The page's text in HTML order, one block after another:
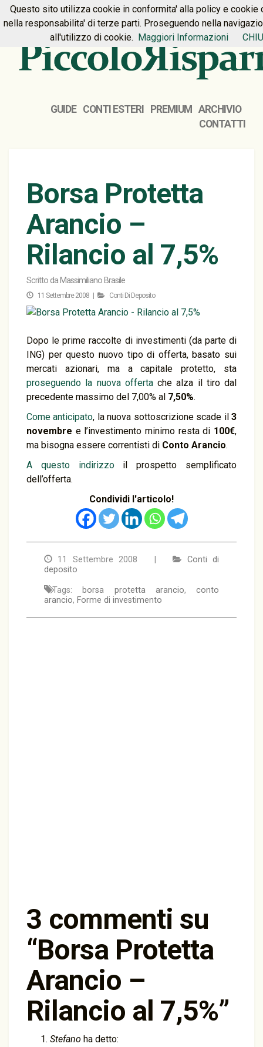
HOME PREMIUM CONTATTI
GUIDE CONTI ESTERI PREMIUM
ARCHIVIO
CONTATTI
Borsa Protetta
Arancio –
Rilancio al 7,5%
Scritto da Massimiliano Brasile
11 Settembre 2008 | Conti Di Deposito
Dopo le prime raccolte di investimenti (da parte di
ING) per questo nuovo tipo di offerta, basato sui
mercati azionari, ma a capitale protetto, sta
proseguendo la nuova offertache alza il tiro dal
precedente massimo del 7,00% al 7,50%.
Come anticipato, la nuova sottoscrizione scade il3
novembre e l’investimento minimo resta di 100€,
ma bisogna essere correntisti di Conto Arancio.
A questo indirizzoil prospetto semplificato
dell’offerta.
Condividi l'articolo!
11 Settembre 2008 |
Conti di
deposito
Tags: borsa protetta arancio, conto
arancio, Forme di investimento
3 commenti su
“Borsa Protetta
Arancio –
Rilancio al 7,5%”
Stefano ha detto:
Questo sito utilizza cookie in conformita' alla policy e cookie
nella responsabilita' di terze parti. Proseguendo nella
all'utilizzo di cookie. Maggiori Informazioni